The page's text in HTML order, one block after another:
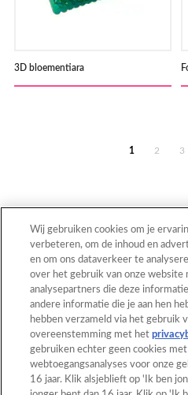
3D bloementiara
1 2 3
Terug naar
Home
Patronen
Video's
Wij gebruiken cookies om je
verbeteren, om de inhoud en
en om ons dataverkeer te
over het gebruik van onze
analysepartners die deze
andere informatie die je aan hen
hebben verzameld via het gebruik
overeenstemming met het
gebruiken echter geen cookies
webtoegangsanalyses voor onze
16 jaar. Klik alsjeblieft op 'Ik ben